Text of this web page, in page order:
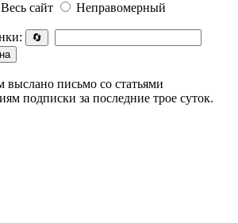
Весь сайт
Неправомерный
🔄
выслано письмо со статьями
подписки за последние трое суток.